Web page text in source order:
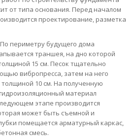
от типа основания. Перед началом
проектирование, разметка
периметру будущего дома
траншея, на дно которой
15 см. Песок тщательно
вибропресса, затем на него
толщиной 10 см. На полученную
материал
этапе производится
может быть съемной и
помещается арматурный каркас,
смесь.